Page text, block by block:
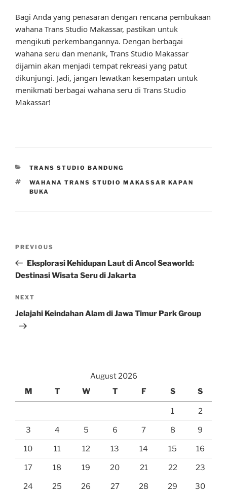
Bagi Anda yang penasaran dengan rencana pembukaan
wahana Trans Studio Makassar, pastikan untuk
mengikuti perkembangannya. Dengan berbagai
wahana seru dan menarik, Trans Studio Makassar
dijamin akan menjadi tempat rekreasi yang patut
dikunjungi. Jadi, jangan lewatkan kesempatan untuk
menikmati berbagai wahana seru di Trans Studio
Makassar!
CATEGORIES
TRANS STUDIO BANDUNG
TAGS
WAHANA TRANS STUDIO MAKASSAR KAPAN
BUKA
Previous
Post
PREVIOUS
Eksplorasi Kehidupan Laut di Ancol Seaworld:
Destinasi Wisata Seru di Jakarta
Next
Post
NEXT
Jelajahi Keindahan Alam di Jawa Timur Park Group
August 2026
M
T W T F S S
1 2
3 4 5 6 7 8 9
10 11 12 13 14 15 16
17 18 19 20 21 22 23
24 25 26 27 28 29 30